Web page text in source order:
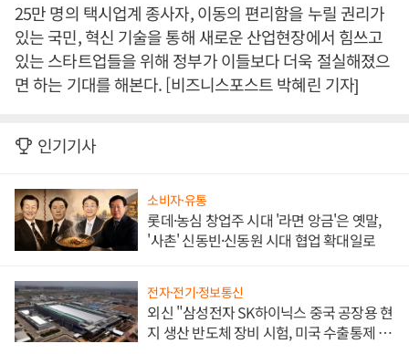
25만 명의 택시업계 종사자, 이동의 편리함을 누릴 권리가
있는 국민, 혁신 기술을 통해 새로운 산업현장에서 힘쓰고
있는 스타트업들을 위해 정부가 이들보다 더욱 절실해졌으
면 하는 기대를 해본다. [비즈니스포스트 박혜린 기자]
인기기사
소비자·유통
롯데·농심 창업주 시대 '라면 앙금'은 옛말,
'사촌' 신동빈·신동원 시대 협업 확대일로
전자·전기·정보통신
외신 "삼성전자 SK하이닉스 중국 공장용 현
지 생산 반도체 장비 시험, 미국 수출통제 대